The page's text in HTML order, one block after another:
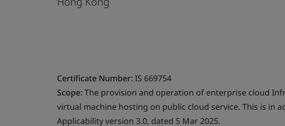
Certificate Number:IS 669754
Scope:The provision and operation of enterprise cloud
virtual machine hosting on public cloud service. This is in
Applicability version 3.0, dated 5 Mar 2025.